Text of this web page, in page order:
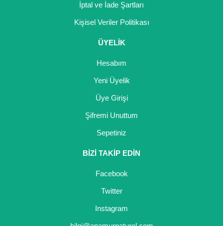
İptal ve İade Şartları
Kişisel Veriler Politikası
ÜYELİK
Hesabım
Yeni Üyelik
Üye Girişi
Şifremi Unuttum
Sepetiniz
BİZİ TAKİP EDİN
Facebook
Twitter
Instagram